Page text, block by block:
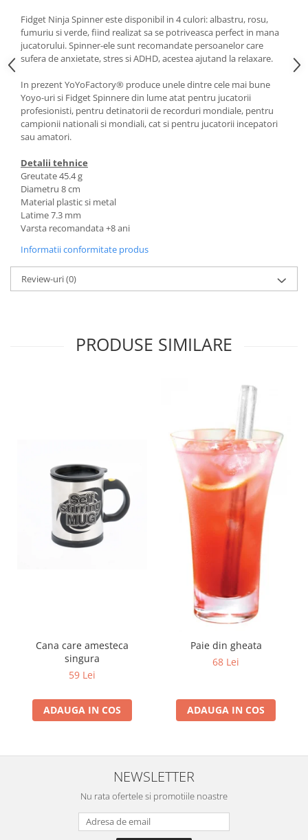
Fidget Ninja Spinner este disponibil in 4 culori: albastru, rosu,
fumuriu si verde, fiind realizat sa se potriveasca perfect in mana
jucatorului. Spinner-ele sunt recomandate persoanelor care
sufera de anxietate, stres si ADHD, acestea ajutand la relaxare.
In prezent YoYoFactory® produce unele dintre cele mai bune
Yoyo-uri si Fidget Spinnere din lume atat pentru jucatorii
profesionisti, pentru detinatorii de recorduri mondiale, pentru
campionii nationali si mondiali, cat si pentru jucatorii incepatori
sau amatori.
Detalii tehnice
Greutate 45.4 g
Diametru 8 cm
Material plastic si metal
Latime 7.3 mm
Varsta recomandata +8 ani
Informatii conformitate produs
Review-uri(0)
PRODUSE SIMILARE
Cana care amesteca
singura
59 Lei
ADAUGA IN COS
Paie din gheata
68 Lei
ADAUGA IN COS
NEWSLETTER
Nu rata ofertele si promotiile noastre